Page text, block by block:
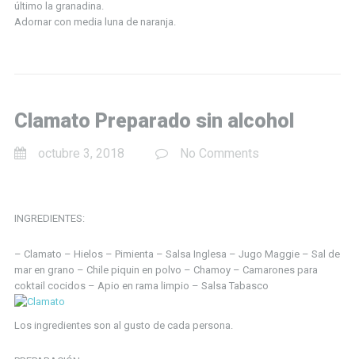
último la granadina.
Adornar con media luna de naranja.
Clamato Preparado sin alcohol
octubre 3, 2018 No Comments
INGREDIENTES:
– Clamato – Hielos – Pimienta – Salsa Inglesa – Jugo Maggie – Sal de
mar en grano – Chile piquin en polvo – Chamoy – Camarones para
coktail cocidos – Apio en rama limpio – Salsa Tabasco
Los ingredientes son al gusto de cada persona.